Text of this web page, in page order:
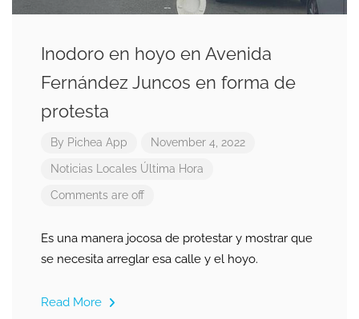
Inodoro en hoyo en Avenida
Fernández Juncos en forma de
protesta
By Pichea App November 4, 2022
Noticias Locales Última Hora
Comments are off
Es una manera jocosa de protestar y mostrar que
se necesita arreglar esa calle y el hoyo.
Read More